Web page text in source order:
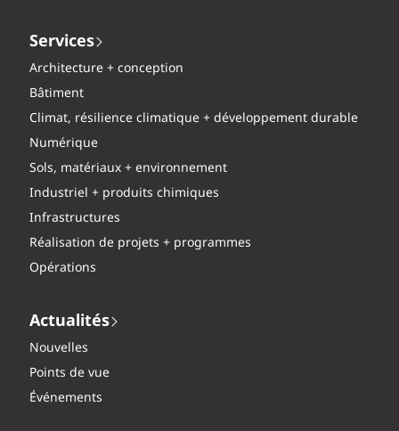
Services
Architecture + conception
Bâtiment
Climat, résilience climatique + développement durable
Numérique
Sols, matériaux + environnement
Industriel + produits chimiques
Infrastructures
Réalisation de projets + programmes
Opérations
Actualités
Nouvelles
Points de vue
Événements